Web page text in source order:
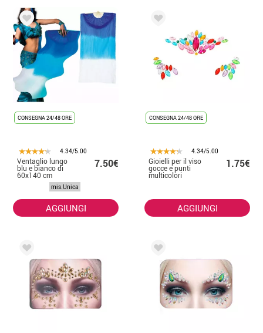
CONSEGNA 24/48 ORE
4.34/5.00
Ventaglio lungo
blu e bianco di
60x140 cm
7.50€
mis.Unica
AGGIUNGI
CONSEGNA 24/48 ORE
4.34/5.00
Gioielli per il viso
gocce e punti
multicolori
1.75€
AGGIUNGI